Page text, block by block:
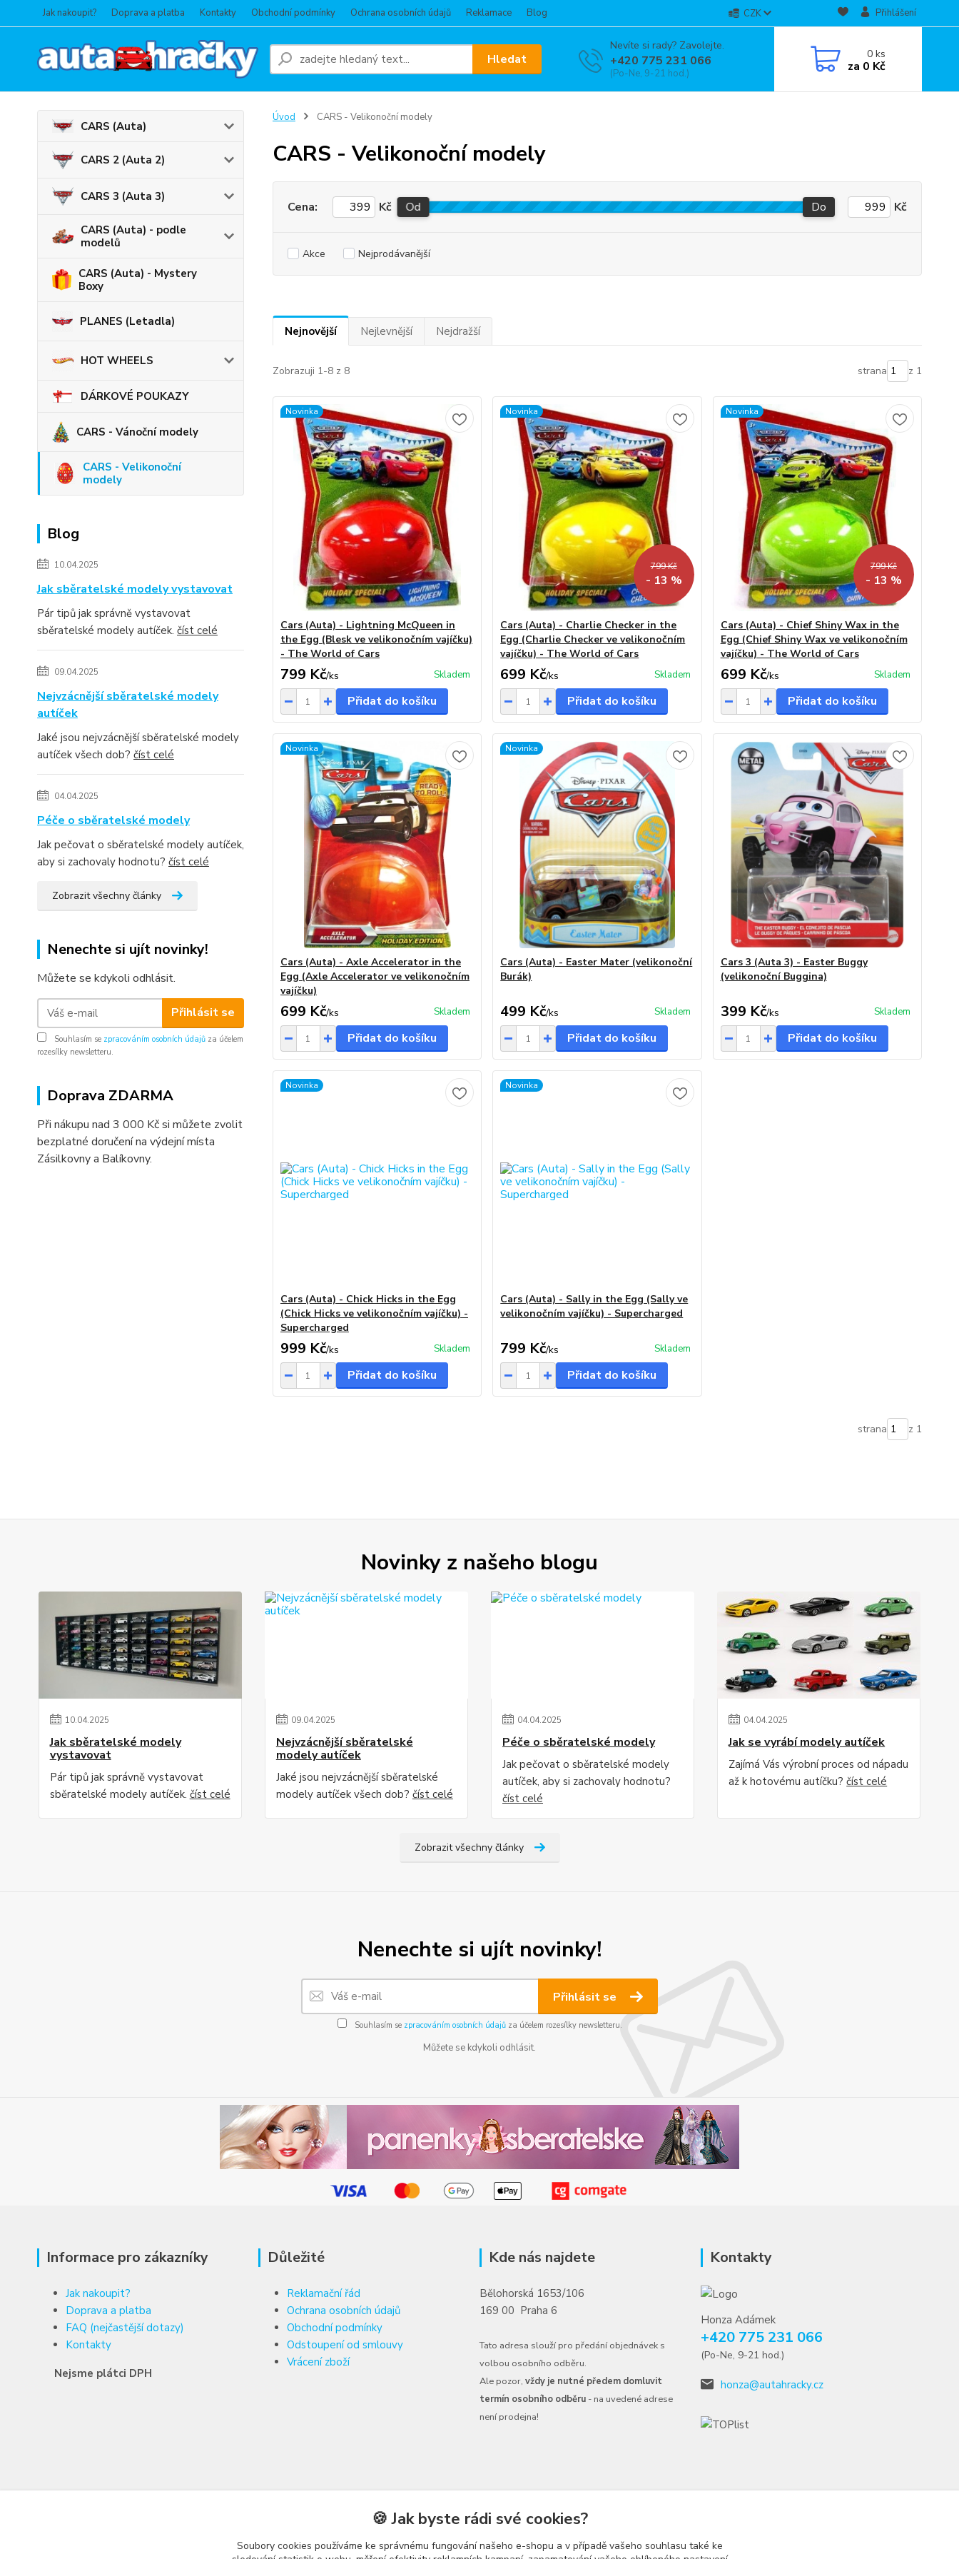
Jak nakoupit? Doprava a platba Kontakty Obchodní podmínky Ochrana osobních údajů Reklamace Blog CZK Přihlášení
Hledat
Nevíte si rady? Zavolejte.
+420 775 231 066
(Po-Ne, 9-21 hod.)
0ks
za 0 Kč
CARS (Auta)
CARS 2 (Auta 2)
CARS 3 (Auta 3)
CARS (Auta) - podle
modelů
CARS (Auta) - Mystery
Boxy
PLANES (Letadla)
HOT WHEELS
DÁRKOVÉ POUKAZY
CARS - Vánoční modely
CARS - Velikonoční
modely
Blog
10.04.2025
Jak sběratelské modely vystavovat
Pár tipů jak správně vystavovat
sběratelské modely autíček. číst celé
09.04.2025
Nejvzácnější sběratelské modely
autíček
Jaké jsou nejvzácnější sběratelské modely
autíček všech dob? číst celé
04.04.2025
Péče o sběratelské modely
Jak pečovat o sběratelské modely autíček,
aby si zachovaly hodnotu? číst celé
Zobrazit všechny články
Nenechte si ujít novinky!
Můžete se kdykoli odhlásit.
Přihlásit se
Souhlasím se zpracováním osobních údajů za účelem
rozesílky newsletteru.
Doprava ZDARMA
Při nákupu nad 3 000 Kč si můžete zvolit
bezplatné doručení na výdejní místa
Zásilkovny a Balíkovny.
Úvod CARS - Velikonoční modely
CARS - Velikonoční modely
Cena: Kč Od Do Kč
Akce Nejprodávanější
Nejnovější Nejlevnější Nejdražší
Zobrazuji 1-8 z 8 strana z 1
Novinka
Cars (Auta) - Lightning McQueen in
the Egg (Blesk ve velikonočním vajíčku)
- The World of Cars
799 Kč/ks Skladem
Přidat do košíku
Novinka
799 Kč
- 13 %
Cars (Auta) - Charlie Checker in the
Egg (Charlie Checker ve velikonočním
vajíčku) - The World of Cars
699 Kč/ks Skladem
Přidat do košíku
Novinka
799 Kč
- 13 %
Cars (Auta) - Chief Shiny Wax in the
Egg (Chief Shiny Wax ve velikonočním
vajíčku) - The World of Cars
699 Kč/ks Skladem
Přidat do košíku
Novinka
Cars (Auta) - Axle Accelerator in the
Egg (Axle Accelerator ve velikonočním
vajíčku)
699 Kč/ks Skladem
Přidat do košíku
Novinka
Cars (Auta) - Easter Mater (velikonoční
Burák)
499 Kč/ks Skladem
Přidat do košíku
Cars 3 (Auta 3) - Easter Buggy
(velikonoční Buggina)
399 Kč/ks Skladem
Přidat do košíku
Novinka
Cars (Auta) - Chick Hicks in the Egg
(Chick Hicks ve velikonočním vajíčku) -
Supercharged
999 Kč/ks Skladem
Přidat do košíku
Novinka
Cars (Auta) - Sally in the Egg (Sally ve
velikonočním vajíčku) - Supercharged
799 Kč/ks Skladem
Přidat do košíku
strana z 1
Novinky z našeho blogu
10.04.2025
Jak sběratelské modely
vystavovat
Pár tipů jak správně vystavovat
sběratelské modely autíček. číst celé
09.04.2025
Nejvzácnější sběratelské
modely autíček
Jaké jsou nejvzácnější sběratelské
modely autíček všech dob? číst celé
04.04.2025
Péče o sběratelské modely
Jak pečovat o sběratelské modely
autíček, aby si zachovaly hodnotu?
číst celé
04.04.2025
Jak se vyrábí modely autíček
Zajímá Vás výrobní proces od nápadu
až k hotovému autíčku?číst celé
Zobrazit všechny články
Nenechte si ujít novinky!
Přihlásit se
Souhlasím se zpracováním osobních údajůza účelem rozesílky newsletteru.
Můžete se kdykoli odhlásit.
Informace pro zákazníky
Jak nakoupit?
Doprava a platba
FAQ (nejčastější dotazy)
Kontakty
Nejsme plátci DPH
Důležité
Reklamační řád
Ochrana osobních údajů
Obchodní podmínky
Odstoupení od smlouvy
Vrácení zboží
Kde nás najdete
Bělohorská 1653/106
169 00 Praha 6
Tato adresa slouží pro předání objednávek s
volbou osobního odběru.
Ale pozor, vždy je nutné předem domluvit
termín osobního odběru - na uvedené adrese
není prodejna!
Kontakty
Honza Adámek
+420 775 231 066
(Po-Ne, 9-21 hod.)
honza@autahracky.cz
🍪 Jak byste rádi své cookies?
Soubory cookies používáme ke správnému fungování našeho e-shopu a v případě vašeho souhlasu také ke